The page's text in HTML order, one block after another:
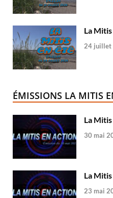
La
24 juillet
ÉMISSIONS LA MITIS
La
30 mai
La
23 mai